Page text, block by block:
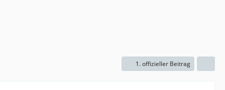
1. offizieller Beitrag